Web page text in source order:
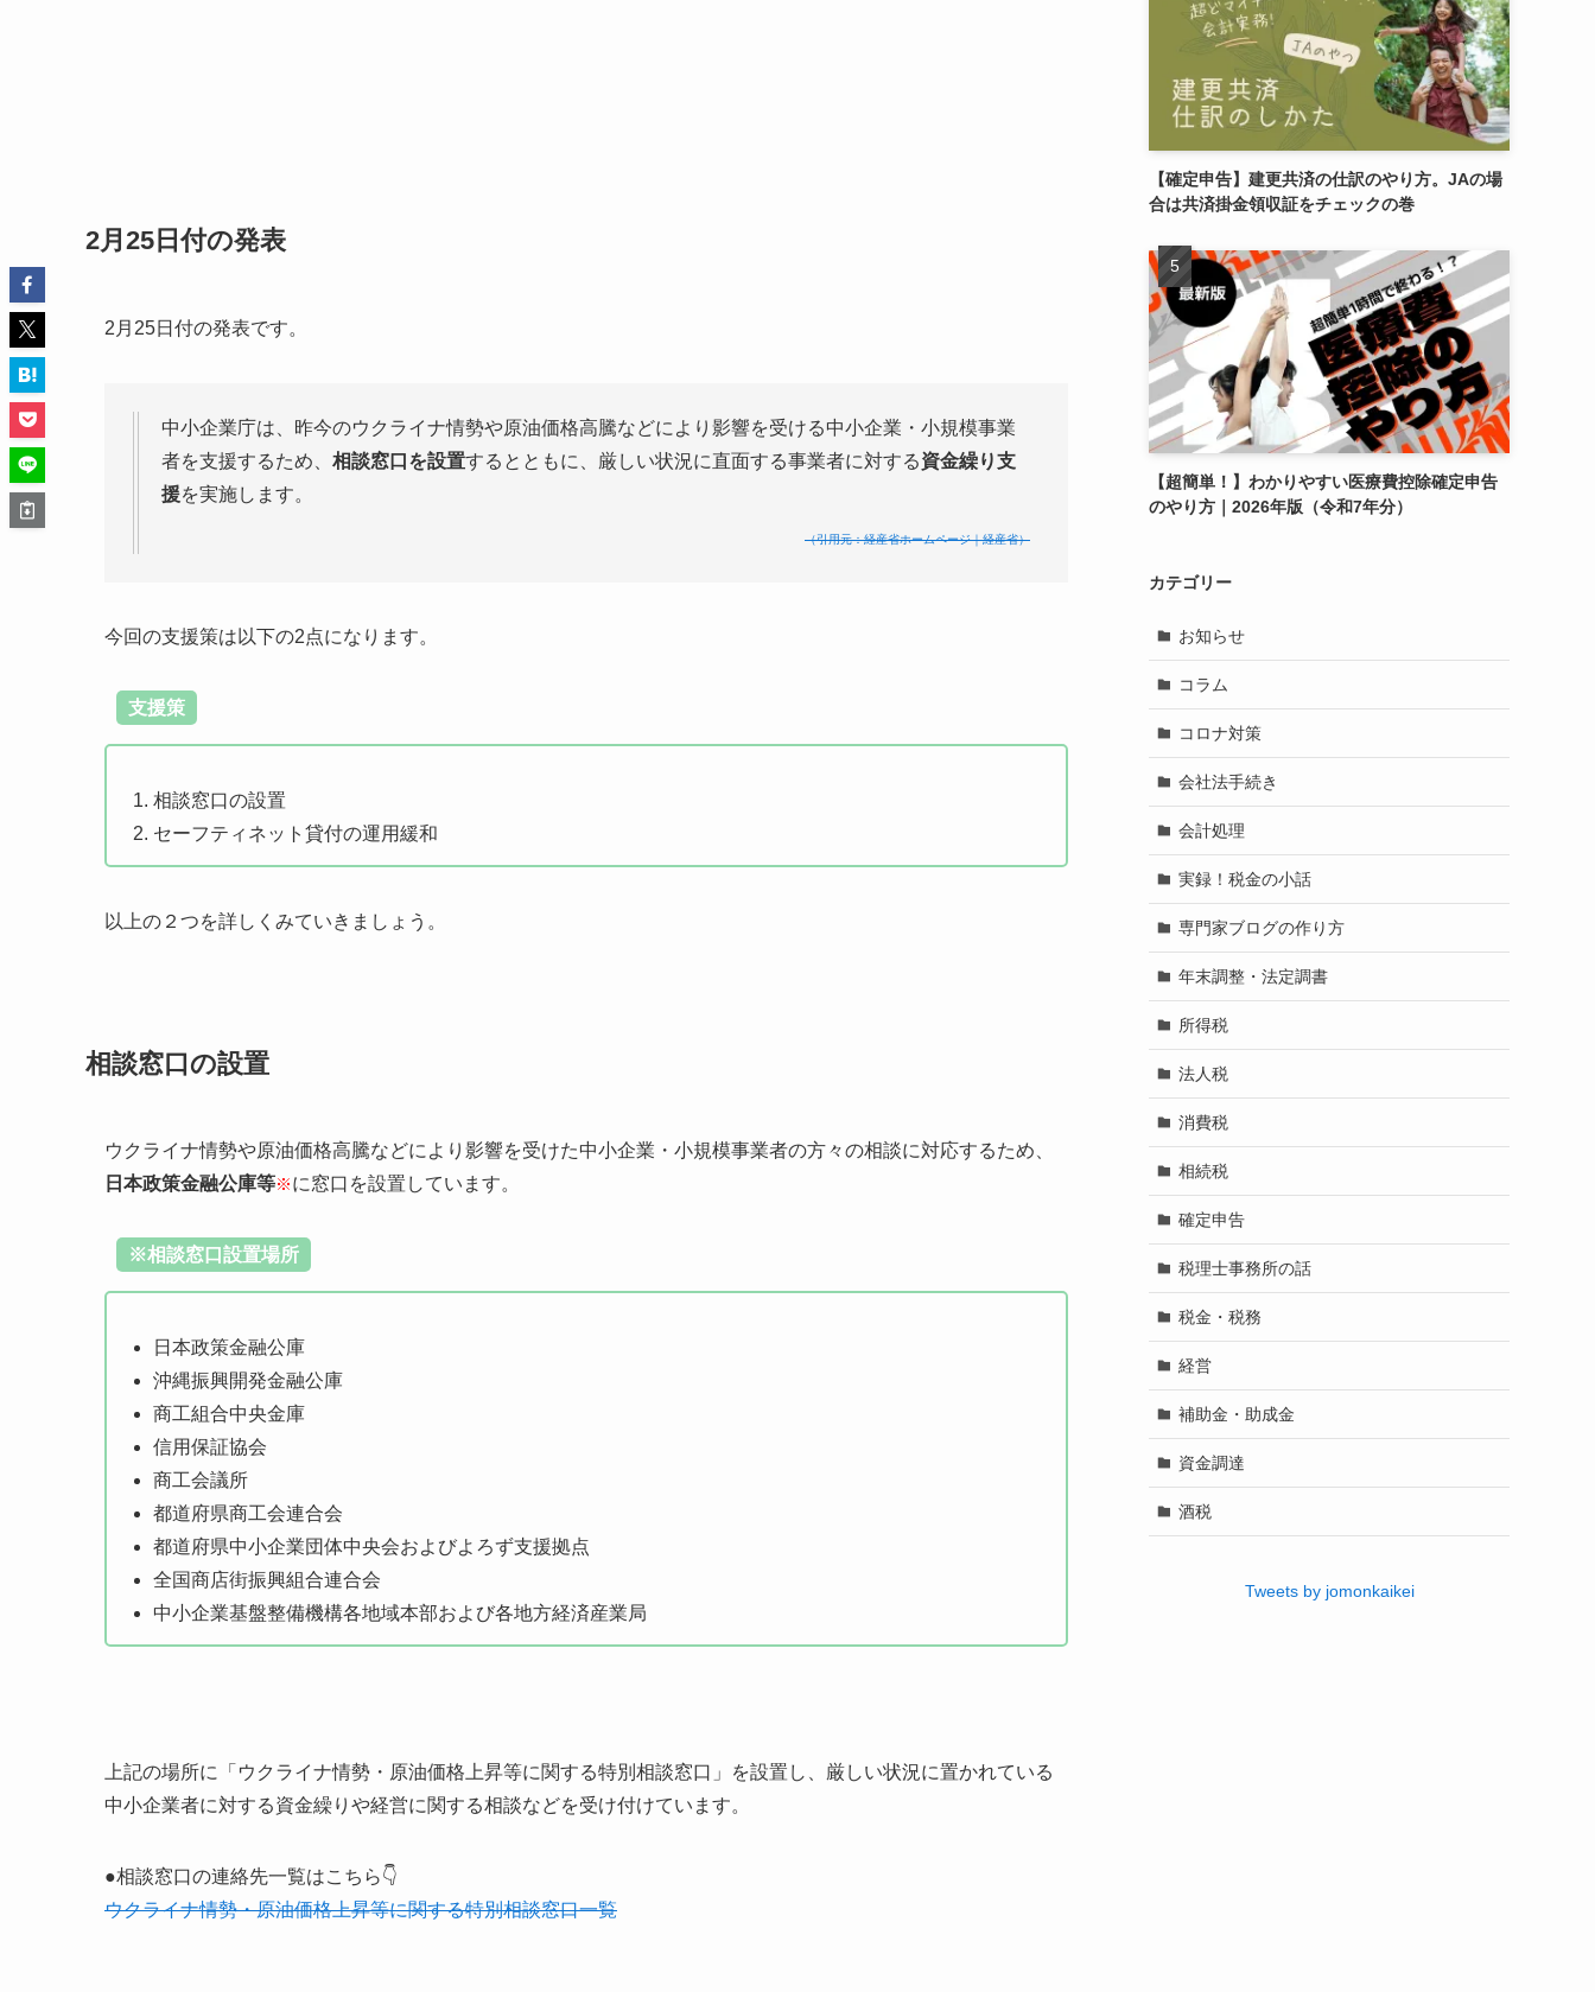
2月25日付の発表
2月25日付の発表です。
中小企業庁は、昨今のウクライナ情勢や原油価格高騰などにより影響を受ける中小企業・小規模事業
者を支援するため、 相談窓口を設置するとともに、厳しい状況に直面する事業者に対する資金繰り支
援を実施します。
（引用元：経産省ホームページ｜経産省）
今回の支援策は以下の2点になります。
支援策
相談窓口の設置
セーフティネット貸付の運用緩和
以上の２つを詳しくみていきましょう。
相談窓口の設置
ウクライナ情勢や原油価格高騰などにより影響を受けた中小企業・小規模事業者の方々の相談に対応するため、
日本政策金融公庫等※に窓口を設置しています。
※相談窓口設置場所
日本政策金融公庫
沖縄振興開発金融公庫
商工組合中央金庫
信用保証協会
商工会議所
都道府県商工会連合会
都道府県中小企業団体中央会およびよろず支援拠点
全国商店街振興組合連合会
中小企業基盤整備機構各地域本部および各地方経済産業局
上記の場所に「ウクライナ情勢・原油価格上昇等に関する特別相談窓口」を設置し、厳しい状況に置かれている
中小企業者に対する資金繰りや経営に関する相談などを受け付けています。
●相談窓口の連絡先一覧はこちら👇
ウクライナ情勢・原油価格上昇等に関する特別相談窓口一覧
【確定申告】建更共済の仕訳のやり方。JAの場
合は共済掛金領収証をチェックの巻
【超簡単！】わかりやすい医療費控除確定申告
のやり方｜2026年版（令和7年分）
カテゴリー
お知らせ
コラム
コロナ対策
会社法手続き
会計処理
実録！税金の小話
専門家ブログの作り方
年末調整・法定調書
所得税
法人税
消費税
相続税
確定申告
税理士事務所の話
税金・税務
経営
補助金・助成金
資金調達
酒税
Tweets by jomonkaikei